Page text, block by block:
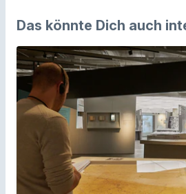
Das könnte Dich auch